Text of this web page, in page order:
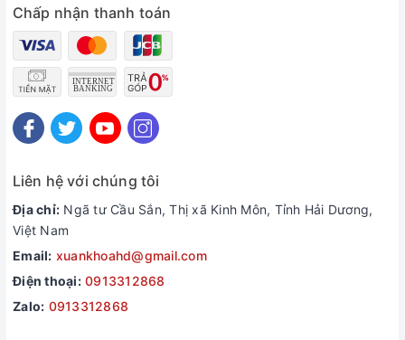
Chấp nhận thanh toán
Liên hệ với chúng tôi
Địa chỉ: Ngã tư Cầu Sắn, Thị xã Kinh Môn, Tỉnh Hải Dương,
Việt Nam
Email: xuankhoahd@gmail.com
Điện thoại: 0913312868
Zalo: 0913312868